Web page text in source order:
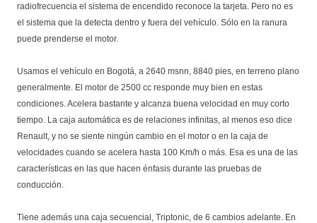
radiofrecuencia el sistema de encendido reconoce la tarjeta. Pero no es
el sistema que la detecta dentro y fuera del vehículo. Sólo en la ranura
puede prenderse el motor.
Usamos el vehículo en Bogotá, a 2640 msnn, 8840 pies, en terreno plano
generalmente. El motor de 2500 cc responde muy bien en estas
condiciones. Acelera bastante y alcanza buena velocidad en muy corto
tiempo. La caja automática es de relaciones infinitas, al menos eso dice
Renault, y no se siente ningún cambio en el motor o en la caja de
velocidades cuando se acelera hasta 100 Km/h o más. Esa es una de las
características en las que hacen énfasis durante las pruebas de
conducción.
Tiene además una caja secuencial, Triptonic, de 6 cambios adelante. En